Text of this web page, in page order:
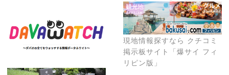
現地情報探すなら クチコミ
掲示板サイト「爆サイ フィ
リピン版」